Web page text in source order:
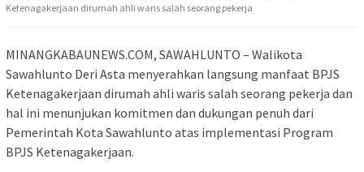
Ketenagakerjaan dirumah ahli waris salah seorang pekerja
MINANGKABAUNEWS.COM, SAWAHLUNTO – Walikota
Sawahlunto Deri Asta menyerahkan langsung manfaat BPJS
Ketenagakerjaan dirumah ahli waris salah seorang pekerja dan
hal ini menunjukan komitmen dan dukungan penuh dari
Pemerintah Kota Sawahlunto atas implementasi Program
BPJS Ketenagakerjaan.